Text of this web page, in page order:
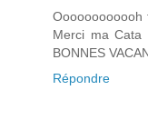
Oooooooooooh
Merci ma
BONNES
Répondre